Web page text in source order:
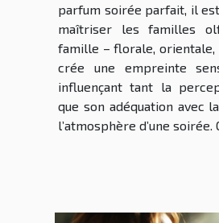
parfum soirée parfait, il
maîtriser les familles
famille – florale, orientale,
crée une empreinte
influençant tant la
que son adéquation avec
l’atmosphère d’une soirée.